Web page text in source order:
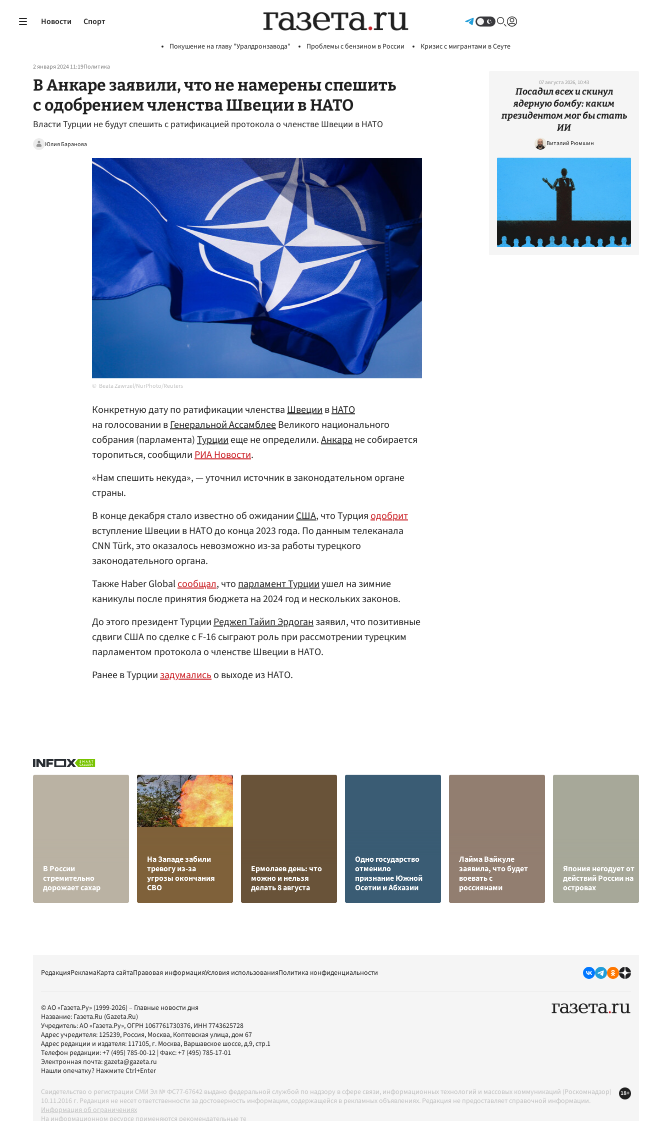
Новости Спорт
Покушение на главу "Уралдронзавода" Проблемы с бензином в России Кризис с мигрантами в Сеуте
2 января 2024 11:19Политика
В Анкаре заявили, что не намерены спешить
с одобрением членства Швеции в НАТО
Власти Турции не будут спешить с ратификацией протокола о членстве Швеции в НАТО
Юлия Баранова
Beata Zawrzel/NurPhoto/Reuters
Конкретную дату по ратификации членстваШвециивНАТО
на голосовании вГенеральной АссамблееВеликого национального
собрания (парламента)Турцииеще не определили.Анкаране собирается
торопиться, сообщилиРИА Новости.
«Нам спешить некуда», — уточнил источник в законодательном органе
страны.
В конце декабря стало известно об ожиданииСША, что Турцияодобрит
вступление Швеции в НАТО до конца 2023 года. По данным телеканала
CNN Türk, это оказалось невозможно из-за работы турецкого
законодательного органа.
Также Haber Globalсообщал, чтопарламент Турцииушел на зимние
каникулы после принятия бюджета на 2024 год и нескольких законов.
До этого президент ТурцииРеджеп Тайип Эрдоганзаявил, что позитивные
сдвиги США по сделке с F-16 сыграют роль при рассмотрении турецким
парламентом протокола о членстве Швеции в НАТО.
Ранее в Турциизадумалисьо выходе из НАТО.
07 августа 2026, 10:43
Посадил всех и скинул
ядерную бомбу: каким
президентом мог бы стать
ИИ
Виталий Рюмшин
В России
стремительно
дорожает сахар
На Западе забили
тревогу из-за
угрозы окончания
СВО
Ермолаев день: что
можно и нельзя
делать 8 августа
Одно государство
отменило
признание Южной
Осетии и Абхазии
Лайма Вайкуле
заявила, что будет
воевать с
россиянами
Япония негодует от
действий России на
островах
РедакцияРекламаКарта сайтаПравовая информацияУсловия использованияПолитика конфиденциальности
© АО «Газета.Ру» (1999-2026) – Главные новости дня
Название: Газета.Ru (Gazeta.Ru)
Учредитель:АО «Газета.Ру», ОГРН 1067761730376, ИНН 7743625728
Адрес учредителя: 125239, Россия, Москва, Коптевская улица, дом 67
Адрес редакции и издателя: 117105, г. Москва, Варшавское шоссе, д.9, стр.1
Телефон редакции:+7 (495) 785-00-12 | Факс:+7 (495) 785-17-01
Электронная почта:gazeta@gazeta.ru
Нашли опечатку? Нажмите Ctrl+Enter
Свидетельство о регистрации СМИ Эл № ФС77-67642 выдано федеральной службой по надзору в сфере связи, информационных технологий и массовых коммуникаций (Роскомнадзор)
10.11.2016 г. Редакция не несет ответственности за достоверность информации, содержащейся в рекламных объявлениях. Редакция не предоставляет справочной информации.
Информация об ограничениях
На информационном ресурсе применяются рекомендательные технологии в соответствии с Правилами
18+